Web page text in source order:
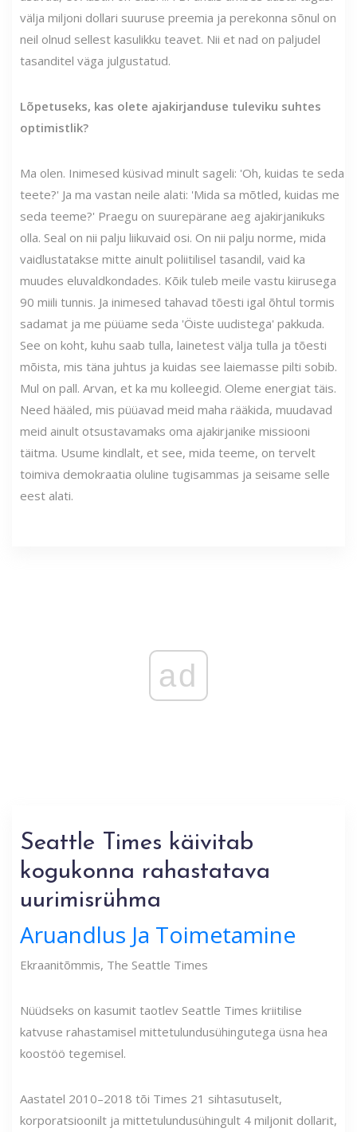
välja miljoni dollari suuruse preemia ja perekonna sõnul on
neil olnud sellest kasulikku teavet. Nii et nad on paljudel
tasanditel väga julgustatud.
Lõpetuseks, kas olete ajakirjanduse tuleviku suhtes
optimistlik?
Ma olen. Inimesed küsivad minult sageli: 'Oh, kuidas te seda
teete?' Ja ma vastan neile alati: 'Mida sa mõtled, kuidas me
seda teeme?' Praegu on suurepärane aeg ajakirjanikuks
olla. Seal on nii palju liikuvaid osi. On nii palju norme, mida
vaidlustatakse mitte ainult poliitilisel tasandil, vaid ka
muudes eluvaldkondades. Kõik tuleb meile vastu kiirusega
90 miili tunnis. Ja inimesed tahavad tõesti igal õhtul tormis
sadamat ja me püüame seda 'Öiste uudistega' pakkuda.
See on koht, kuhu saab tulla, lainetest välja tulla ja tõesti
mõista, mis täna juhtus ja kuidas see laiemasse pilti sobib.
Mul on pall. Arvan, et ka mu kolleegid. Oleme energiat täis.
Need hääled, mis püüavad meid maha rääkida, muudavad
meid ainult otsustavamaks oma ajakirjanike missiooni
täitma. Usume kindlalt, et see, mida teeme, on tervelt
toimiva demokraatia oluline tugisammas ja seisame selle
eest alati.
ad
Seattle Times käivitab
kogukonna rahastatava
uurimisrühma
Aruandlus Ja Toimetamine
Ekraanitõmmis, The Seattle Times
Nüüdseks on kasumit taotlev Seattle Times kriitilise
katvuse rahastamisel mittetulundusühingutega üsna hea
koostöö tegemisel.
Aastatel 2010–2018 tõi Times 21 sihtasutuselt,
korporatsioonilt ja mittetulundusühingult 4 miljonit dollarit,